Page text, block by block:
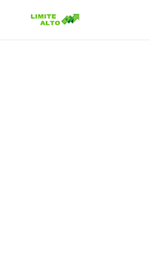
Pressione Enter para buscar